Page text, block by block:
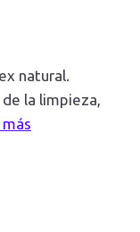
natural.
la limpieza,